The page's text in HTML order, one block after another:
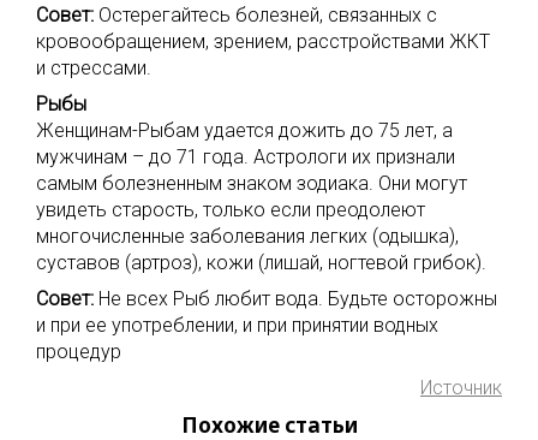
Совет: Остерегайтесь болезней, связанных с
кровообращением, зрением, расстройствами ЖКТ
и стрессами.
Рыбы
Женщинам-Рыбам удается дожить до 75 лет, а
мужчинам – до 71 года. Астрологи их признали
самым болезненным знаком зодиака. Они могут
увидеть старость, только если преодолеют
многочисленные заболевания легких (одышка),
суставов (артроз), кожи (лишай, ногтевой грибок).
Совет: Не всех Рыб любит вода. Будьте осторожны
и при ее употреблении, и при принятии водных
процедур
Источник
Похожие статьи